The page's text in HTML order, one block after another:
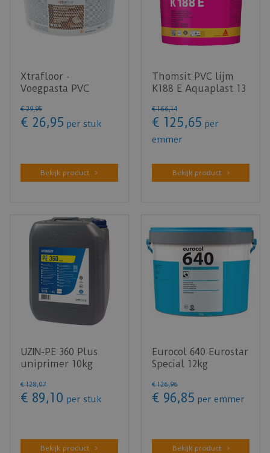
Xtrafloor -
Voegpasta PVC
€ 29,95
€ 26,95 per stuk
Bekijk product
Thomsit PVC lijm
K188 E Aquaplast 13
€ 166,14
€ 125,65 per
emmer
Bekijk product
UZIN-PE 360 Plus
uniprimer 10kg
€ 128,07
€ 89,10 per stuk
Bekijk product
Eurocol 640 Eurostar
Special 12kg
€ 126,96
€ 96,85 per emmer
Bekijk product